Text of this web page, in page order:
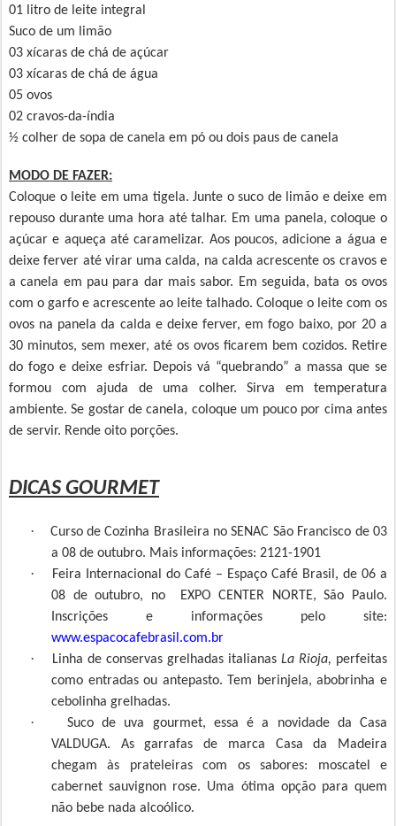
01 litro de leite integral
Suco de um limão
03 xícaras de chá de açúcar
03 xícaras de chá de água
05 ovos
02 cravos-da-índia
½ colher de sopa de canela em pó ou dois paus de canela
MODO DE FAZER:
Coloque o leite em uma tigela. Junte o suco de limão e deixe em
repouso durante uma hora até talhar. Em uma panela, coloque o
açúcar e aqueça até caramelizar. Aos poucos, adicione a água e
deixe ferver até virar uma calda, na calda acrescente os cravos e
a canela em pau para dar mais sabor. Em seguida, bata os ovos
com o garfo e acrescente ao leite talhado. Coloque o leite com os
ovos na panela da calda e deixe ferver, em fogo baixo, por 20 a
30 minutos, sem mexer, até os ovos ficarem bem cozidos. Retire
do fogo e deixe esfriar. Depois vá “quebrando” a massa que se
formou com ajuda de uma colher. Sirva em temperatura
ambiente. Se gostar de canela, coloque um pouco por cima antes
de servir. Rende oito porções.
DICAS GOURMET
·
Curso de Cozinha Brasileira no SENAC São Francisco de 03
a 08 de outubro. Mais informações: 2121-1901
·
Feira Internacional do Café – Espaço Café Brasil, de 06 a
08 de outubro, no
EXPO CENTER NORTE, São Paulo.
Inscrições e informações pelo site:
www.espacocafebrasil.com.br
· Linha de conservas grelhadas italianas La Rioja, perfeitas
como entradas ou antepasto. Tem berinjela, abobrinha e
cebolinha grelhadas.
·
Suco de uva gourmet, essa é a novidade da Casa
VALDUGA. As garrafas de marca Casa da Madeira
chegam às prateleiras com os sabores: moscatel e
cabernet sauvignon rose. Uma ótima opção para quem
não bebe nada alcoólico.